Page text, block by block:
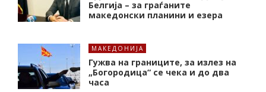
Белгија – за граѓаните
македонски планини и езера
МАКЕДОНИЈА
Гужва на границите, за излез на
„Богородица“ се чека и до два
часа